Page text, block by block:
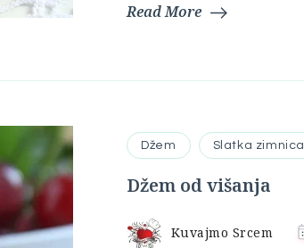
Read More
Džem Slatka zimnica
Džem od višanja
Kuvajmo Srcem